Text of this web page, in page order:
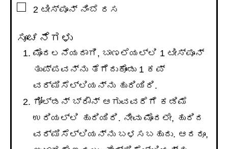
▢2 ಟೀಸ್ಪೂನ್ ನಿಂಬೆ ರಸ
ಸೂಚನೆಗಳು
ಮೊದಲನೆಯದಾಗಿ, ಬಾಣಲೆಯಲ್ಲಿ 1 ಟೀಸ್ಪೂನ್
ತುಪ್ಪವನ್ನು ತೆಗೆದುಕೊಂಡು 1 ಕಪ್
ವರ್ಮಿಸೆಲ್ಲಿಯನ್ನು ಹುರಿಯಿರಿ.
ಗೋಲ್ಡನ್ ಬ್ರೌನ್ ಆಗುವವರೆಗೆ ಕಡಿಮೆ
ಉರಿಯಲ್ಲಿ ಹುರಿಯಿರಿ. ನೀವು ಮೊದಲೇ, ಹುರಿದ
ವರ್ಮಿಸೆಲ್ಲಿಯನ್ನು ಬಳಸಬಹುದು. ಆದರೂ,